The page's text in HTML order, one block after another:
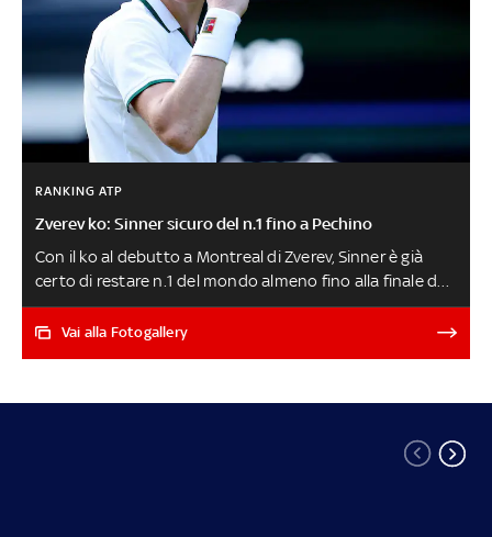
RANKING ATP
Zverev ko: Sinner sicuro del n.1 fino a Pechino
Con il ko al debutto a Montreal di Zverev, Sinner è già
certo di restare n.1 del mondo almeno fino alla finale del
torneo di Pechino a inizio ottobre. Il forfait di Alcaraz a
Cincinnati è pesante anche in termini di classifica, con lo
davanti a tutti. E poi il curioso caso di Cobolli, salito all'8°
Vai alla Fotogallery